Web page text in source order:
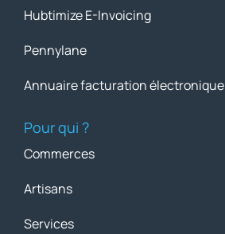
Hubtimize E-Invoicing
Pennylane
Annuaire facturation électronique
Pour qui ?
Commerces
Artisans
Services